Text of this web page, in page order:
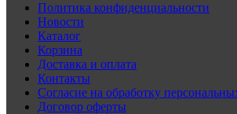
Политика конфиденциальности
Новости
Каталог
Корзина
Доставка и оплата
Контакты
Согласие на обработку
Договор оферты